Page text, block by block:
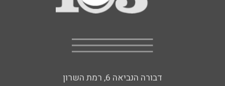
דבורה הנביאה 6, רמת השרון